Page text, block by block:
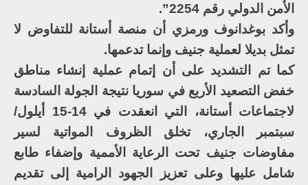
الأمن الدولي رقم 2254”.
وأكد بوغدانوف ورمزي أن منصة أستانة للتفاوض لا
تمثل بديلا لعملية جنيف وإنما تدعمها.
كما تم التشديد على أن إتمام عملية إنشاء مناطق
خفض التصعيد الأربع في سوريا نتيجة الجولة السادسة
لاجتماعات أستانة، التي انعقدت في 14-15 أيلول/
سبتمبر الجاري، تخلق الظروف المواتية لسير
مفاوضات جنيف تحت الرعاية الأممية وإضفاء طابع
شامل عليها وعلى تعزيز الجهود الرامية إلى تقديم